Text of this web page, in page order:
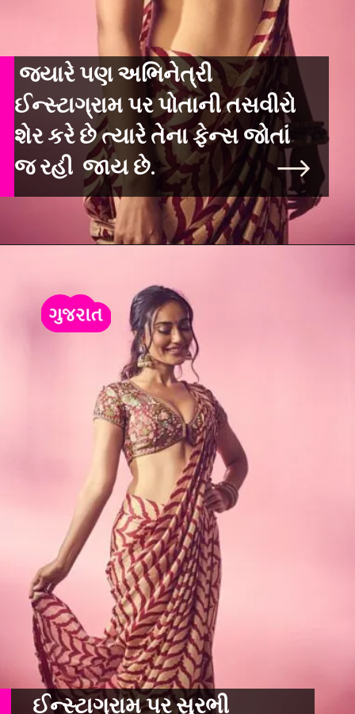
જ્યારે પણ અભિનેત્રી
ઈન્સ્ટાગ્રામ પર પોતાની તસવીરો
શેર કરે છે ત્યારે તેના ફેન્સ જોતાં
જ રહી જાય છે.
ઈન્સ્ટાગ્રામ પર સુરભી